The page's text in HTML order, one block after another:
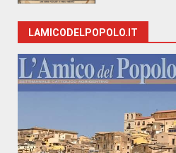
LAMICODELPOPOLO.IT